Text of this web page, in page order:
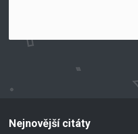
Nejnovější citáty